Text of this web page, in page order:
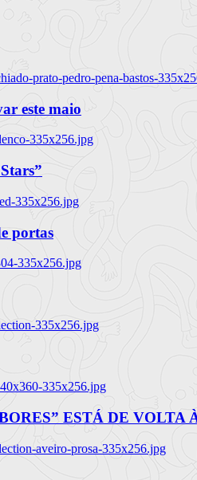
prato-pedro-pena-bastos-
este maio
335x256.jpg
335x256.jpg
portas
335x256.jpg
335x256.jpg
335x256.jpg
ESTÁ DE VOLTA
aveiro-prosa-335x256.jpg